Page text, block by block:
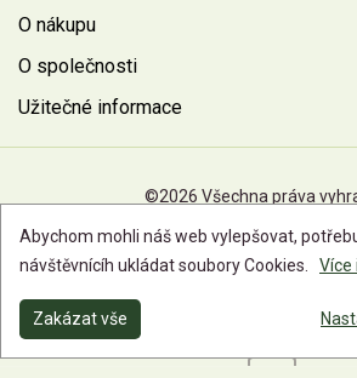
O nákupu
O společnosti
Užitečné informace
©2026 Všechna práva
Abychom mohli náš web vylepšovat,
návštěvnícíh ukládat soubory Cookies.
Zakázat vše